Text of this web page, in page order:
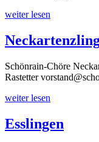
weiter lesen
Schönrain-Chöre
Rastetter
weiter lesen
Esslingen